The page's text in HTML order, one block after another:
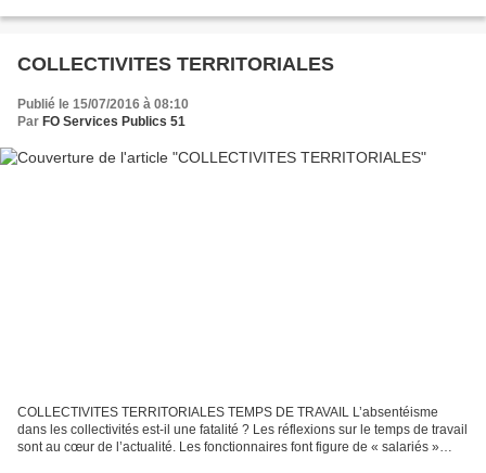
COLLECTIVITES TERRITORIALES
Publié le 15/07/2016 à 08:10
Par FO Services Publics 51
COLLECTIVITES TERRITORIALES TEMPS DE TRAVAIL L’absentéisme
dans les collectivités est-il une fatalité ? Les réflexions sur le temps de travail
sont au cœur de l’actualité. Les fonctionnaires font figure de « salariés »